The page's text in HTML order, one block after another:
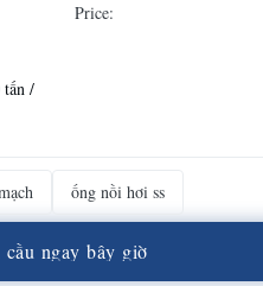
Price:
tấn /
ống nồi hơi ss
cầu ngay bây giờ